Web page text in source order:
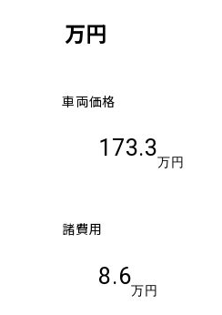
万円
車両価格
173.3
万円
諸費用
8.6
万円